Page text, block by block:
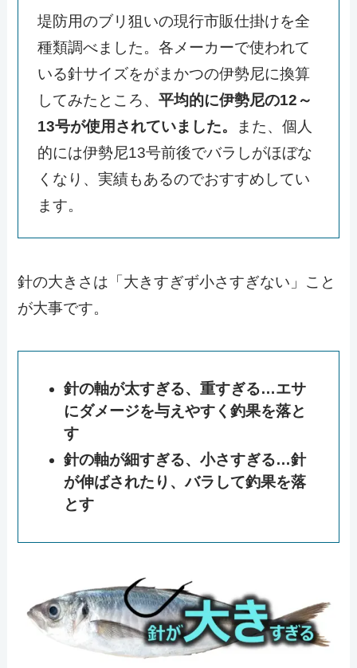
堤防用のブリ狙いの現行市販仕掛けを全
種類調べました。各メーカーで使われて
いる針サイズをがまかつの伊勢尼に換算
してみたところ、 平均的に伊勢尼の12～
13号が使用されていました。
また、個人
的には伊勢尼13号前後でバラしがほぼな
くなり、実績もあるのでおすすめしてい
ます。
針の大きさは「大きすぎず小さすぎない」こと
が大事です。
針の軸が太すぎる、重すぎる…エサ
にダメージを与えやすく釣果を落と
す
針の軸が細すぎる、小さすぎる…針
が伸ばされたり、バラして釣果を落
とす